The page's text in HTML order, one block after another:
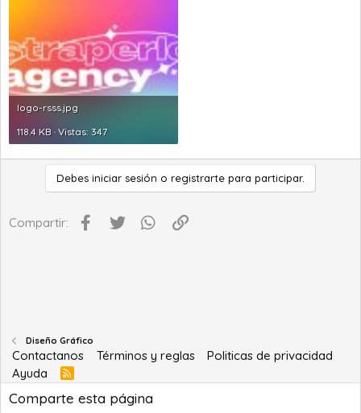
logo-rsss.jpg
118.4 KB · Vistas: 347
Debes iniciar sesión o registrarte para participar.
Compartir: Facebook
Twitter WhatsApp
Diseño Gráfico
Contactanos Términos y reglas
Politicas de privacidad
Ayuda
R
S
S
Comparte esta página